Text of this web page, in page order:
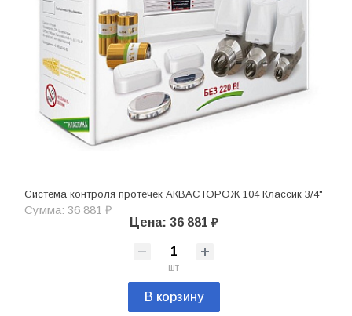
Система контроля протечек АКВАСТОРОЖ 104 Классик 3/4"
Сумма: 36 881 ₽
Цена: 36 881 ₽
шт
В корзину